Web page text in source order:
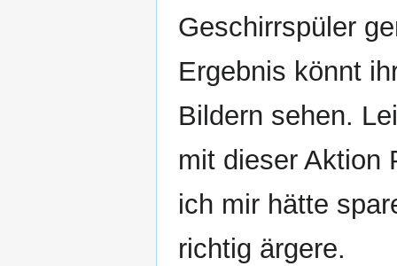
Geschirrspüler
Ergebnis könnt
Bildern sehen.
mit dieser Aktion
ich mir hätte
richtig ärgere.